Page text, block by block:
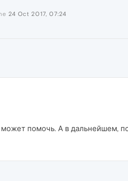
24 Oct 2017, 07:24
может помочь. А в дальнейшем,